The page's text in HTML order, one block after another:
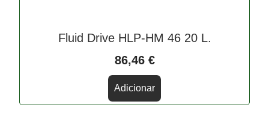
Fluid Drive HLP-HM 46 20 L.
86,46 €
Adicionar